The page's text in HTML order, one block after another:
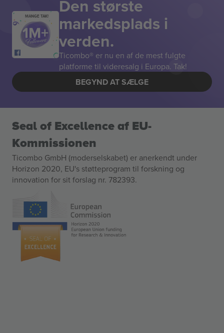
MANGE TAK! Den største
markedsplads i
verden.
Ticombo® er nu en af de mest fulgte
platforme til videresalg i Europa. Tak!
BEGYND AT SÆLGE
Seal of Excellence af EU-
Kommissionen
Ticombo GmbH (moderselskabet) er anerkendt under
Horizon 2020, EU's støtteprogram til forskning og
innovation for sit forslag nr. 782393.